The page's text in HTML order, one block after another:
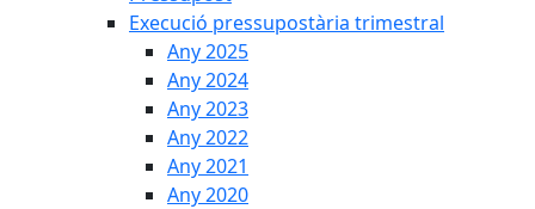
Execució pressupostària trimestral
Any 2025
Any 2024
Any 2023
Any 2022
Any 2021
Any 2020